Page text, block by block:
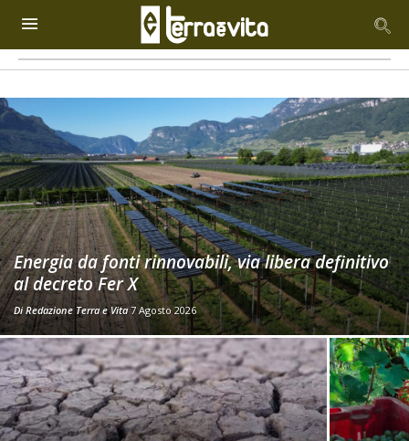
Energia da fonti rinnovabili, via libera definitivo
al decreto Fer X
Di Redazione Terra e Vita 7 Agosto 2026